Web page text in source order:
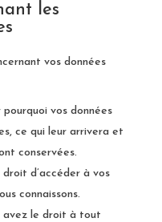
les
vos données
vos données
ce qui leur arrivera et
conservées.
d’accéder à vos
connaissons.
avez le droit à tout